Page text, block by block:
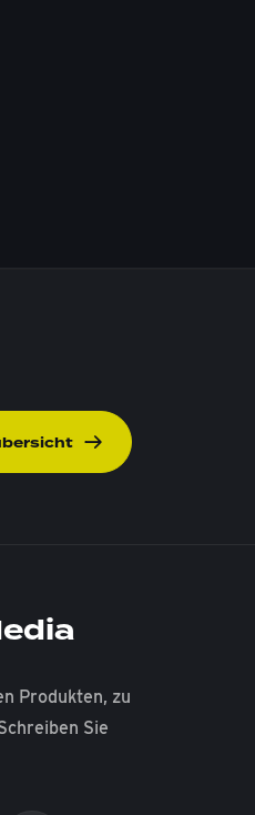
Produkten, zu
Sie